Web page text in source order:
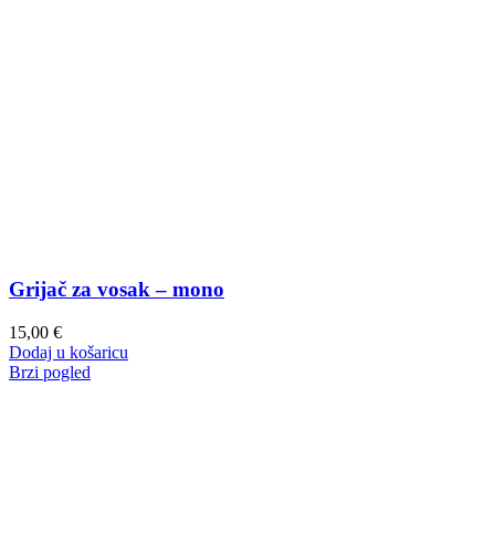
Grijač za vosak – mono
15,00 €
Dodaj u košaricu
Brzi pogled